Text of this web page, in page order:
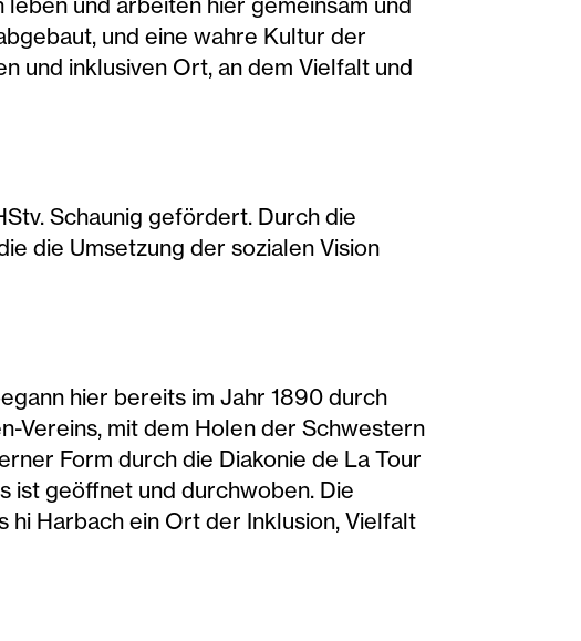
und eine wahre Kultur der
und inklusiven Ort, an dem Vielfalt und
Schaunig gefördert. Durch die
die Umsetzung der sozialen Vision
hier bereits im Jahr 1890 durch
Vereins, mit dem Holen der Schwestern
Form durch die Diakonie de La Tour
ist geöffnet und durchwoben. Die
hi Harbach ein Ort der Inklusion, Vielfalt